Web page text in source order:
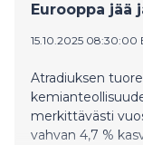
Eurooppa jää
15.10.2025 08:30:00
Atradiuksen
merkittävästi
vahvan 4,7 %